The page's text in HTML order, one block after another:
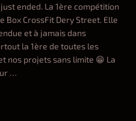
just ended. La 1ère compétition
CrossFit Dery Street. Elle
et à jamais dans
la 1ère de toutes les
nos projets sans limite 😁 La
…